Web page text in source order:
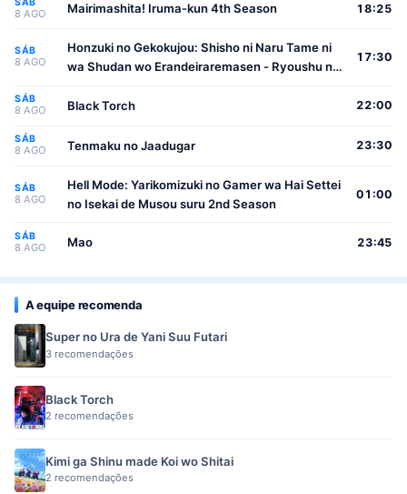
8 AGO Mairimashita! Iruma-kun 4th Season 18:25
SÁB
8 AGO
Honzuki no Gekokujou: Shisho ni Naru Tame ni
wa Shudan wo Erandeiraremasen - Ryoushu no
17:30
SÁB
8 AGO Black Torch 22:00
SÁB
8 AGO Tenmaku no Jaadugar 23:30
SÁB
8 AGO
Hell Mode: Yarikomizuki no Gamer wa Hai Settei
no Isekai de Musou suru 2nd Season
01:00
SÁB
8 AGO Mao 23:45
A equipe recomenda
Super no Ura de Yani Suu Futari
3 recomendações
Black Torch
2 recomendações
Kimi ga Shinu made Koi wo Shitai
2 recomendações